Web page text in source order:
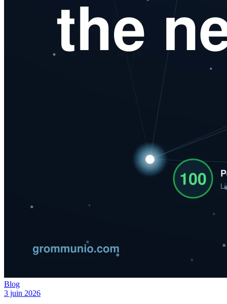
Blog
3 juin 2026